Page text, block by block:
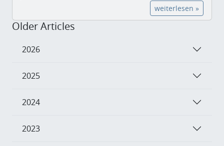
weiterlesen »
Older Articles
2026
2025
2024
2023